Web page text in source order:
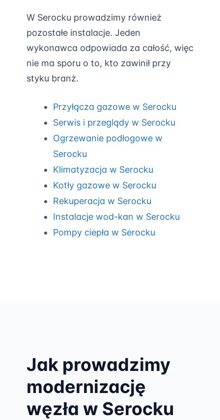
W Serocku prowadzimy również
pozostałe instalacje. Jeden
wykonawca odpowiada za całość, więc
nie ma sporu o to, kto zawinił przy
styku branż.
Przyłącza gazowe w Serocku
Serwis i przeglądy w Serocku
Ogrzewanie podłogowe w
Serocku
Klimatyzacja w Serocku
Kotły gazowe w Serocku
Rekuperacja w Serocku
Instalacje wod-kan w Serocku
Pompy ciepła w Serocku
Jak prowadzimy
modernizację
węzła w Serocku